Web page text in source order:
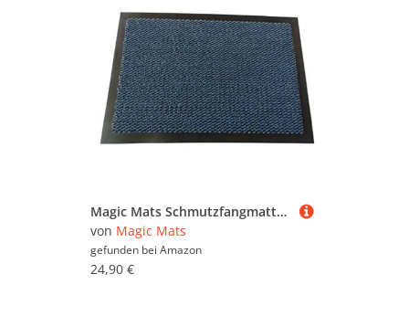
Magic Mats Schmutzfangmatte Türmatte Bern Farbe Blau ca. 80 x 120 cm
von Magic Mats
gefunden bei Amazon
24,90 €